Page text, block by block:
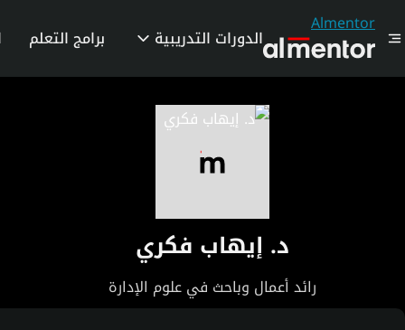
Almentor
الدورات التدريبية برامج التعلم
د. إيهاب فكري
رائد أعمال وباحث في علوم الإدارة